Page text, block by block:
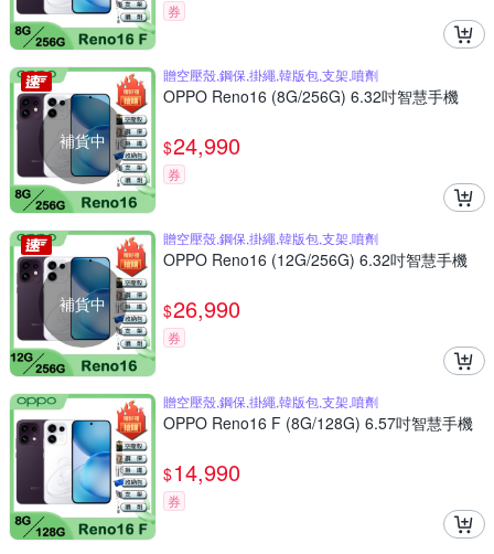
券
補貨中
贈空壓殼,鋼保,掛繩,韓版包,支架,噴劑
OPPO Reno16 (8G/256G) 6.32吋智慧手機
$24,990
券
補貨中
贈空壓殼,鋼保,掛繩,韓版包,支架,噴劑
OPPO Reno16 (12G/256G) 6.32吋智慧手機
$26,990
券
贈空壓殼,鋼保,掛繩,韓版包,支架,噴劑
OPPO Reno16 F (8G/128G) 6.57吋智慧手機
$14,990
券